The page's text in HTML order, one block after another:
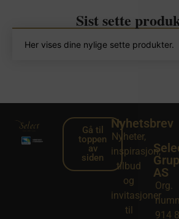
Sist sette
Her vises dine nylige sette produkter.
Gå til
toppen
av
siden
Nyhetsbrev
Nyheter,
inspirasjon,
tilbud
og
invitasjoner
til
AS
Org.
914